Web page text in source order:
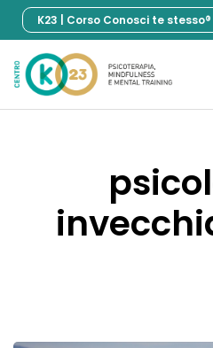
al
contenuto
K23 | Corso Conosci te stesso®